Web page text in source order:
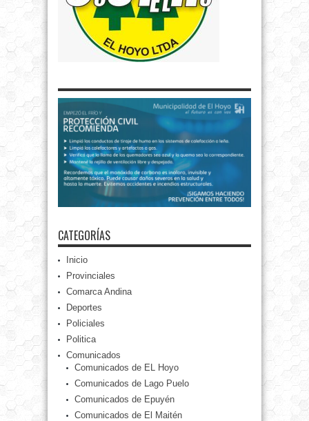
CATEGORÍAS
Inicio
Provinciales
Comarca Andina
Deportes
Policiales
Politica
Comunicados
Comunicados de EL Hoyo
Comunicados de Lago Puelo
Comunicados de Epuyén
Comunicados de El Maitén